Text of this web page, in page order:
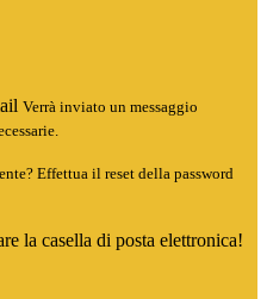
Verrà inviato un messaggio
Effettua il reset della password
la casella di posta elettronica!